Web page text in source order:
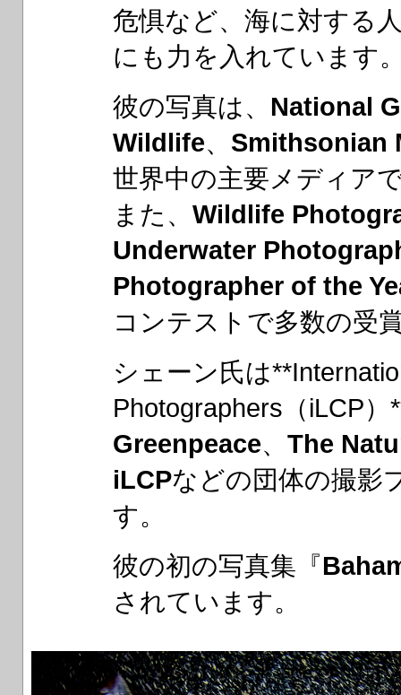
危惧など、海に対する
にも力を入れています
彼の写真は、 National
Wildlife、 Smithsonian
世界中の主要メディア
また、 Wildlife
Underwater
Photographer of the
コンテストで多数の受
シェーン氏は
Photographers（iLCP
Greenpeace、 The
iLCPなどの団体の撮影
す。
彼の初の写真集『
されています。